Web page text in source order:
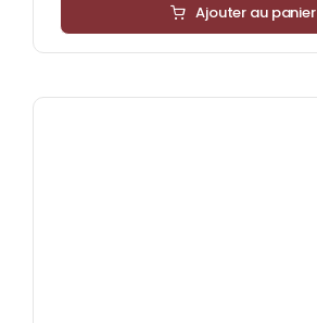
Ajouter au panier